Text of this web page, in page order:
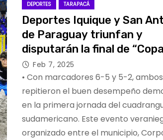
DEPORTES TARAPACÁ
Deportes Iquique y San
de Paraguay triunfan y
disputarán la final de “Copa
Collahuasi” fútbol playa
Feb 7, 2025
• Con marcadores 6-5 y 5-2,
repitieron el buen desempeño
en la primera jornada del
sudamericano. Este evento
organizado entre el municipio,